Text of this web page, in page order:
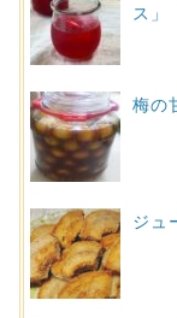
ス」
梅の
ジュ